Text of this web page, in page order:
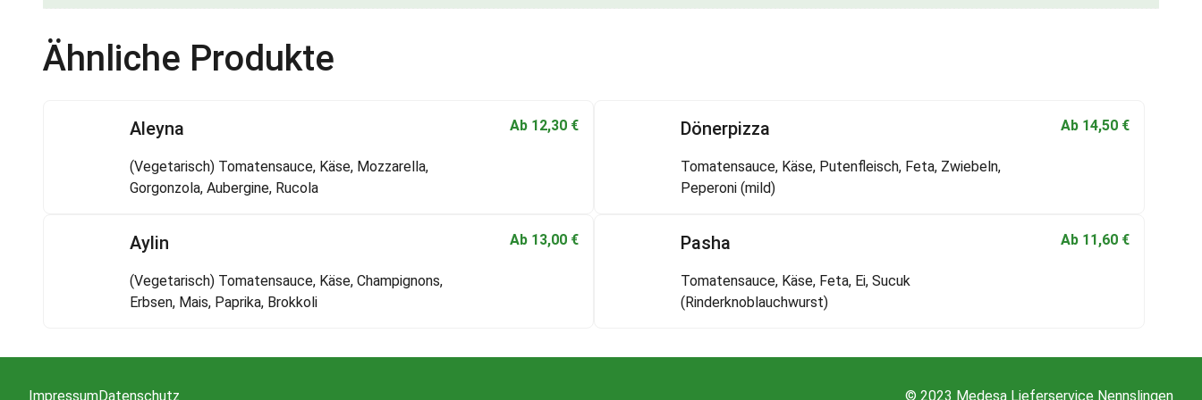
e
Ähnliche Produkte
Aleyna
(Vegetarisch) Tomatensauce, Käse, Mozzarella,
Gorgonzola, Aubergine, Rucola
Ab 12,30 € Dönerpizza
Tomatensauce, Käse, Putenfleisch, Feta, Zwiebeln,
Peperoni (mild)
Ab 14,50 €
Aylin
(Vegetarisch) Tomatensauce, Käse, Champignons,
Erbsen, Mais, Paprika, Brokkoli
Ab 13,00 € Pasha
Tomatensauce, Käse, Feta, Ei, Sucuk
(Rinderknoblauchwurst)
Ab 11,60 €
ImpressumDatenschutz © 2023 Medesa Lieferservice Nennslingen